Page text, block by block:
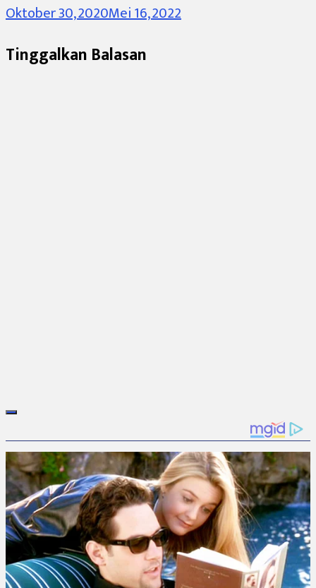
Oktober 30, 2020Mei 16, 2022
Tinggalkan Balasan